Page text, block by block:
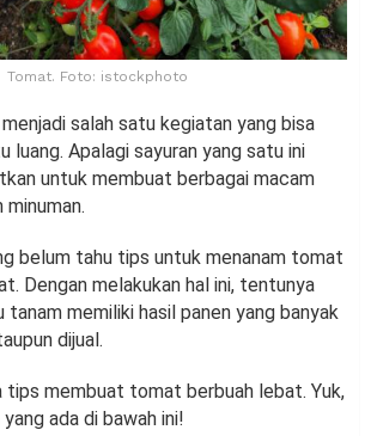
Tomat. Foto: istockphoto
salah satu kegiatan yang bisa
luang. Apalagi sayuran yang satu ini
untuk membuat berbagai macam
minuman.
belum tahu tips untuk menanam tomat
Dengan melakukan hal ini, tentunya
memiliki hasil panen yang banyak
dijual.
tips membuat tomat berbuah lebat. Yuk,
ada di bawah ini!